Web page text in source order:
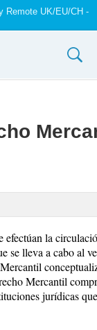
Remote UK/EU/CH -
la
se lleva a cabo al
Mercantil
jurídicas